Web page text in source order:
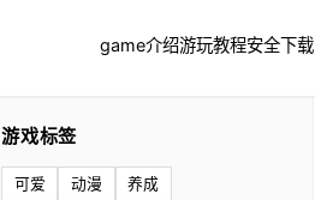
game介绍游玩教程安全下载
游戏标签
可爱 动漫 养成